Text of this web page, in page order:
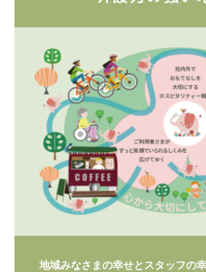
地域みなさまの幸せとスタッフの